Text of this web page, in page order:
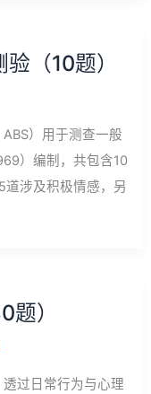
（10题）
）用于测查一般
）编制，共包含10
道涉及积极情感，另
）
过日常行为与心理